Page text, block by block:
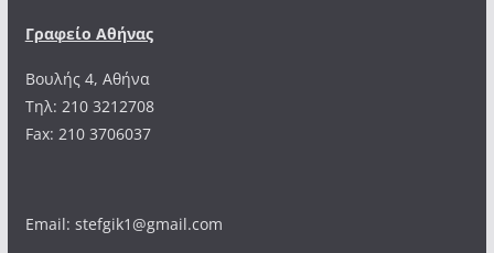
Γραφείο Αθήνας
Βουλής 4, Αθήνα
Τηλ: 210 3212708
Fax: 210 3706037
Email: stefgik1@gmail.com